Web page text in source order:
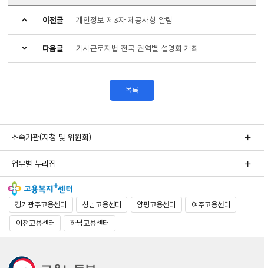
이전글 개인정보 제3자 제공사항 알림
다음글 가사근로자법 전국 권역별 설명회 개최
목록
소속기관(지청 및 위원회)
업무별 누리집
경기광주고용센터 성남고용센터 양평고용센터 여주고용센터
이천고용센터 하남고용센터